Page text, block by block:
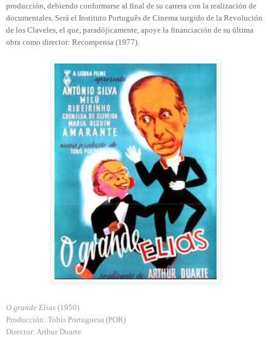
producción, debiendo conformarse al final de su carrera con la realización de
documentales. Será el Instituto Português de Cinema surgido de la Revolución
de los Claveles, el que, paradójicamente, apoye la financiación de su última
obra como director: Recompensa (1977).
O grande Elias (1950)
Producción: Tobis Portuguesa (POR)
Director: Arthur Duarte.